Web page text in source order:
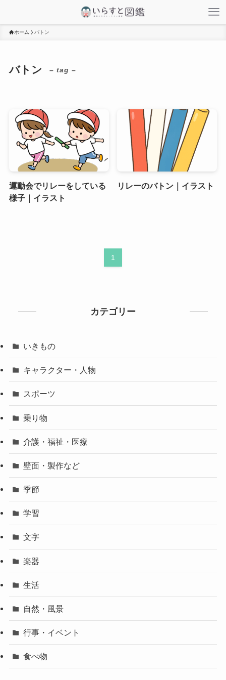
ホーム バトン
バトン – tag –
運動会でリレーをしている
様子｜イラスト
リレーのバトン｜イラスト
1
カテゴリー
いきもの
キャラクター・人物
スポーツ
乗り物
介護・福祉・医療
壁面・製作など
季節
学習
文字
楽器
生活
自然・風景
行事・イベント
食べ物